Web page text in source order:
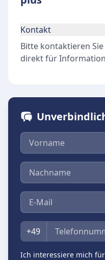
Kontakt
Bitte kontaktieren
direkt für
Vorname
Nachname
E-Mail
Telefon
+49
Ich interessiere mich